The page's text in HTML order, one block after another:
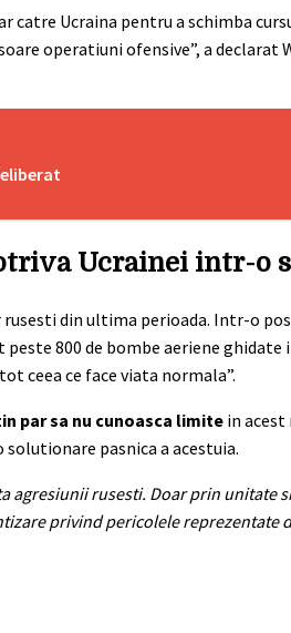
Ucraina pentru a schimba
operatiuni ofensive”, a
Ucrainei intr-o
din ultima perioada. Intr-o
800 de bombe aeriene
ceea ce face viata normala”.
par sa nu cunoasca limitein
pasnica a acestuia.
rusesti. Doar prin unitate
privind pericolele reprezentate